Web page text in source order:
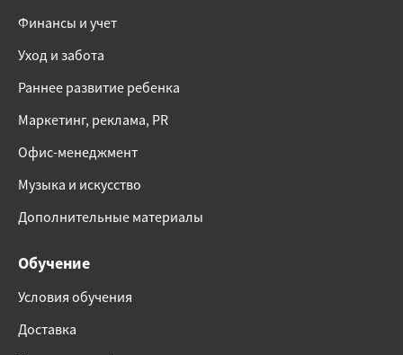
Финансы и учет
Уход и забота
Раннее развитие ребенка
Маркетинг, реклама, PR
Офис-менеджмент
Музыка и искусство
Дополнительные материалы
Обучение
Условия обучения
Доставка